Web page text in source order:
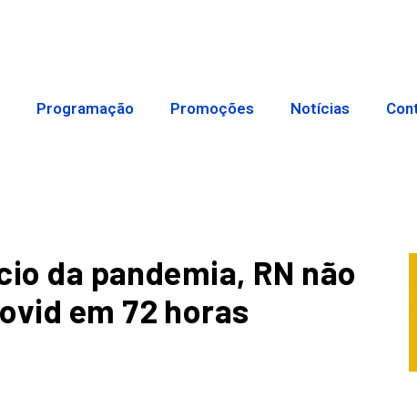
Programação Promoções Notícias
da pandemia, RN não
em 72 horas